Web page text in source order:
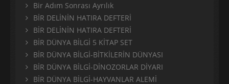
Bir Adım Sonrası Ayrılık
BİR DELİNİN HATIRA DEFTERİ
BİR DELİNİN HATIRA DEFTERİ
BİR DÜNYA BİLGİ 5 KİTAP SET
BİR DÜNYA BİLGİ-BİTKİLERİN DÜNYASI
BİR DÜNYA BİLGİ-DİNOZORLAR DİYARI
BİR DÜNYA BİLGİ-HAYVANLAR ALEMİ